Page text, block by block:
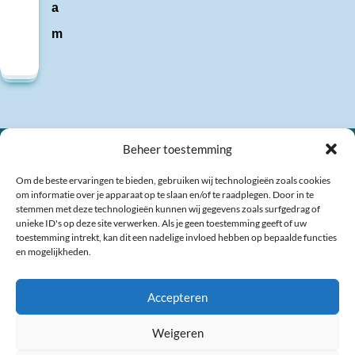
Beheer toestemming
Om de beste ervaringen te bieden, gebruiken wij technologieën zoals cookies
om informatie over je apparaat op te slaan en/of te raadplegen. Door in te
stemmen met deze technologieën kunnen wij gegevens zoals surfgedrag of
unieke ID's op deze site verwerken. Als je geen toestemming geeft of uw
toestemming intrekt, kan dit een nadelige invloed hebben op bepaalde functies
en mogelijkheden.
Accepteren
Weigeren
a
m
Veel gestelde vragen